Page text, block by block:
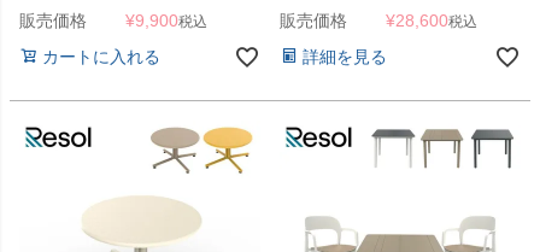
ーブル 40cm）」ガーデンサイ
ドテーブル
販売価格 ¥9,900税込
カートに入れる
ビニ ラウンジアームチェア）」
ガーデンローチェア
販売価格 ¥28,600税込
詳細を見る